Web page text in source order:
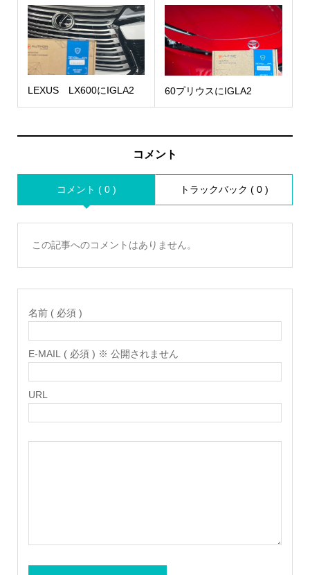
LEXUS LX600にIGLA2 60プリウスにIGLA2
コメント
コメント ( 0 ) トラックバック ( 0 )
この記事へのコメントはありません。
名前 ( 必須 )
E-MAIL ( 必須 ) ※ 公開されません
URL